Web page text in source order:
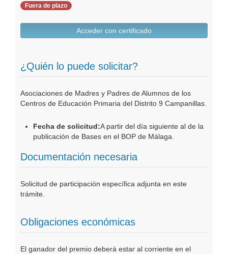
Fuera de plazo
Acceder con certificado
¿Quién lo puede solicitar?
Asociaciones de Madres y Padres de Alumnos de los
Centros de Educación Primaria del Distrito 9 Campanillas.
Fecha de solicitud:A partir del día siguiente al de la
publicación de Bases en el BOP de Málaga.
Documentación necesaria
Solicitud de participación específica adjunta en este
trámite.
Obligaciones económicas
El ganador del premio deberá estar al corriente en el